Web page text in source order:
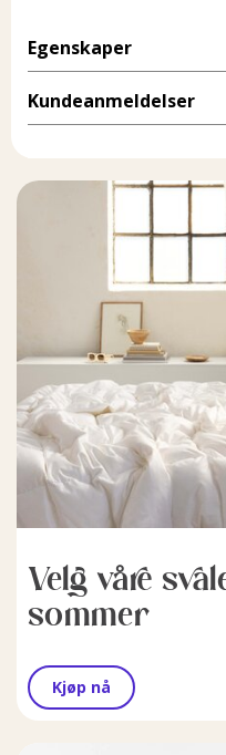
Egenskaper
Kundeanmeldelser
Velg våre
sommer
Kjøp nå